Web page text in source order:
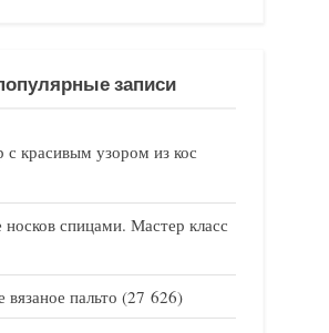
записи
с красивым узором из кос
носков спицами. Мастер класс
вязаное пальто (27 626)